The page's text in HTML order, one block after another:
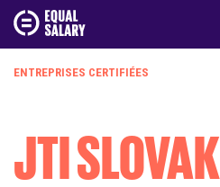
ENTREPRISES CERTIFIÉES
JTI SLOVAK